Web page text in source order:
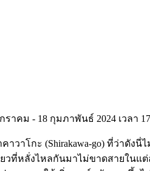
คม - 18 กุมภาพันธ์ 2024 เวลา
วาโกะ (Shirakawa-go) ที่ว่าดัง
วที่หลั่งไหลกันมาไม่ขาดสายในแ